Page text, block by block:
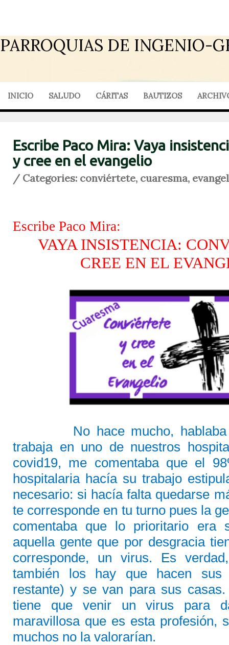
PARROQUIAS DE INGENIO-
INICIO SALUDO CÁRITAS BAUTIZOS
Escribe Paco Mira: Vaya
y cree en el evangelio
/ Categories: conviértete, cuaresma,
Escribe Paco Mira:
VAYA INSISTENCIA:
CREE EN EL
No hace mucho,
trabaja en uno de nuestros
covid19, me comentaba que el
hospitalaria hacía su trabajo
necesario: si hacía falta quedarse
te corresponde en tu turno pues la
comentaba que lo prioritario era
aquella gente que por desgracia
corresponde, un virus. Es
también los hay que hacen sus
restante) y se van para sus
tiene que venir un virus para
maravillosa que es esta profesión,
muchos no la valorarían.